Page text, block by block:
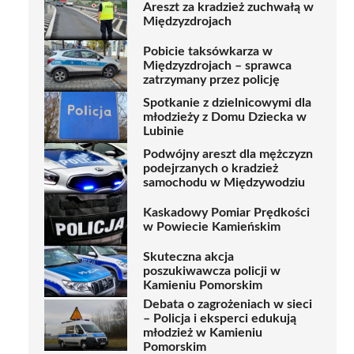
Areszt za kradzież zuchwałą w
Międzyzdrojach
Pobicie taksówkarza w
Międzyzdrojach – sprawca
zatrzymany przez policję
Spotkanie z dzielnicowymi dla
młodzieży z Domu Dziecka w
Lubinie
Podwójny areszt dla mężczyzn
podejrzanych o kradzież
samochodu w Międzywodziu
Kaskadowy Pomiar Prędkości
w Powiecie Kamieńskim
Skuteczna akcja
poszukiwawcza policji w
Kamieniu Pomorskim
Debata o zagrożeniach w sieci
– Policja i eksperci edukują
młodzież w Kamieniu
Pomorskim